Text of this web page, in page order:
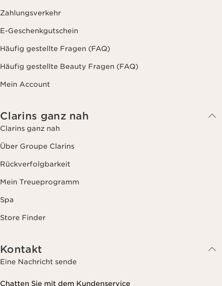
Zahlungsverkehr
E-Geschenkgutschein
Häufig gestellte Fragen (FAQ)
Häufig gestellte Beauty Fragen (FAQ)
Mein Account
Clarins ganz nah
Clarins ganz nah
Über Groupe Clarins
Rückverfolgbarkeit
Mein Treueprogramm
Spa
Store Finder
Kontakt
Eine Nachricht sende
Chatten Sie mit dem Kundenservice